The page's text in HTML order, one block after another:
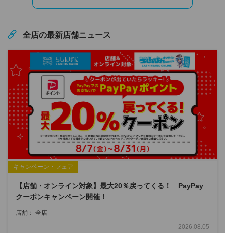
全店の最新店舗ニュース
キャンペーン・フェア
【店舗・オンライン対象】最大20％戻ってくる！ PayPay
クーポンキャンペーン開催！
店舗： 全店
2026.08.05